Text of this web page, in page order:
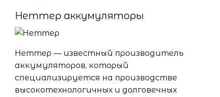
Неттер аккумуляторы
Неттер — известный производитель
аккумуляторов, который
специализируется на производстве
высокотехнологичных и долговечных